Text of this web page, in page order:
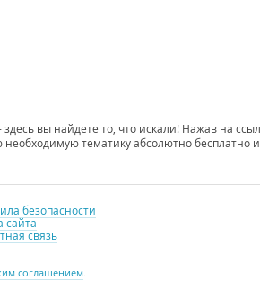
вы найдете то, что искали! Нажав на
тематику абсолютно
безопасности
сайта
связь
соглашением.